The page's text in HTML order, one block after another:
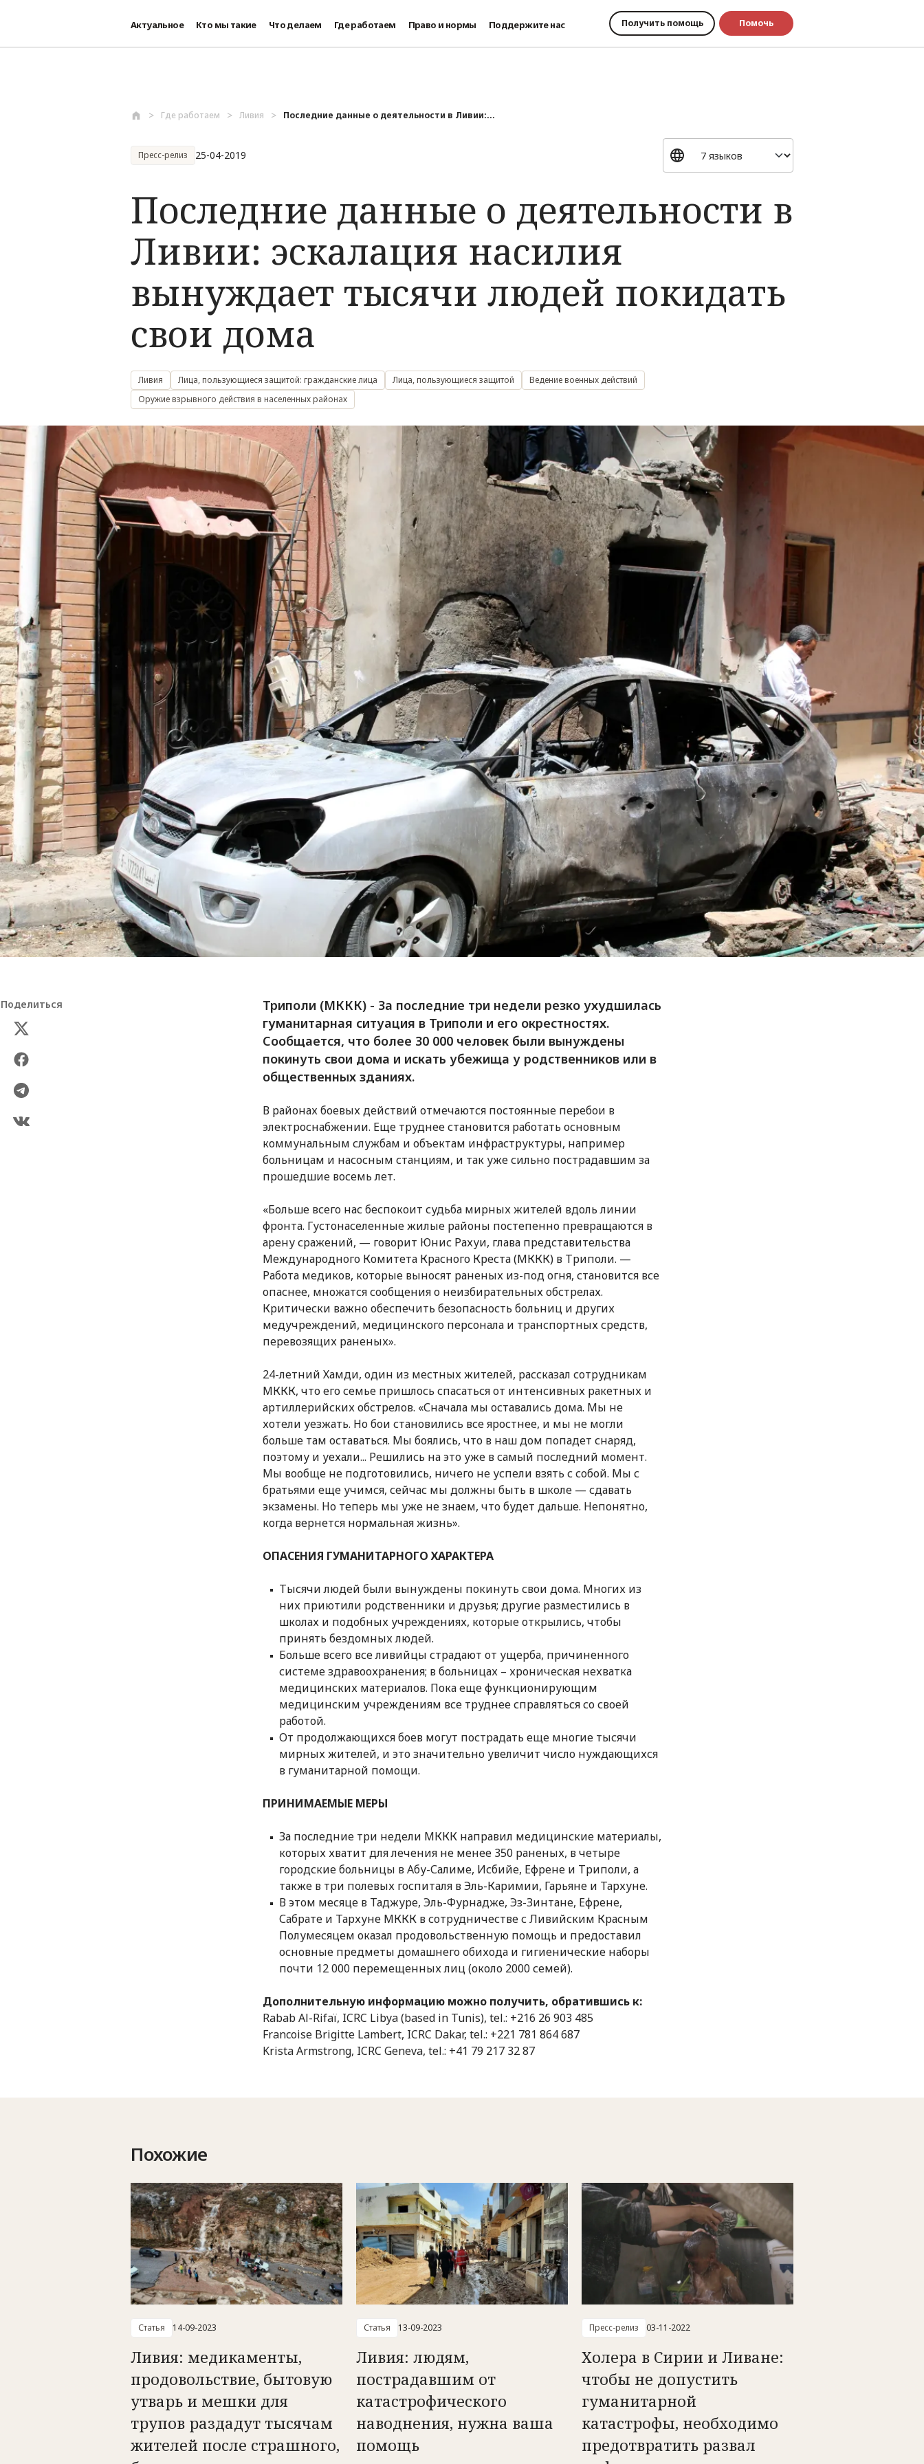
Актуальное Кто мы такие Что делаем Где работаем Право и нормы Поддержите нас Получить помощь Помочь
Где работаем Ливия Последние данные о деятельности в Ливии:...
Пресс-релиз 25-04-2019
Последние данные о деятельности в
Ливии: эскалация насилия
вынуждает тысячи людей покидать
свои дома
Ливия Лица, пользующиеся защитой: гражданские лица Лица, пользующиеся защитой
Ведение военных действий
Оружие взрывного действия в населенных районах
Поделиться
Триполи (МККК) - За последние три недели резко ухудшилась
гуманитарная ситуация в Триполи и его окрестностях.
Сообщается, что более 30 000 человек были вынуждены
покинуть свои дома и искать убежища у родственников или в
общественных зданиях.
В районах боевых действий отмечаются постоянные перебои в
электроснабжении. Еще труднее становится работать основным
коммунальным службам и объектам инфраструктуры, например
больницам и насосным станциям, и так уже сильно пострадавшим за
прошедшие восемь лет.
«Больше всего нас беспокоит судьба мирных жителей вдоль линии
фронта. Густонаселенные жилые районы постепенно превращаются в
арену сражений, — говорит Юнис Рахуи, глава представительства
Международного Комитета Красного Креста (МККК) в Триполи. —
Работа медиков, которые выносят раненых из-под огня, становится все
опаснее, множатся сообщения о неизбирательных обстрелах.
Критически важно обеспечить безопасность больниц и других
медучреждений, медицинского персонала и транспортных средств,
перевозящих раненых».
24-летний Хамди, один из местных жителей, рассказал сотрудникам
МККК, что его семье пришлось спасаться от интенсивных ракетных и
артиллерийских обстрелов. «Сначала мы оставались дома. Мы не
хотели уезжать. Но бои становились все яростнее, и мы не могли
больше там оставаться. Мы боялись, что в наш дом попадет снаряд,
поэтому и уехали... Решились на это уже в самый последний момент.
Мы вообще не подготовились, ничего не успели взять с собой. Мы с
братьями еще учимся, сейчас мы должны быть в школе — сдавать
экзамены. Но теперь мы уже не знаем, что будет дальше. Непонятно,
когда вернется нормальная жизнь».
ОПАСЕНИЯ ГУМАНИТАРНОГО ХАРАКТЕРА
Тысячи людей были вынуждены покинуть свои дома. Многих из
них приютили родственники и друзья; другие разместились в
школах и подобных учреждениях, которые открылись, чтобы
принять бездомных людей.
Больше всего все ливийцы страдают от ущерба, причиненного
системе здравоохранения; в больницах – хроническая нехватка
медицинских материалов. Пока еще функционирующим
медицинским учреждениям все труднее справляться со своей
работой.
От продолжающихся боев могут пострадать еще многие тысячи
мирных жителей, и это значительно увеличит число нуждающихся
в гуманитарной помощи.
ПРИНИМАЕМЫЕ МЕРЫ
За последние три недели МККК направил медицинские материалы,
которых хватит для лечения не менее 350 раненых, в четыре
городские больницы в Абу-Салиме, Исбийе, Ефрене и Триполи, а
также в три полевых госпиталя в Эль-Каримии, Гарьяне и Тархуне.
В этом месяце в Таджуре, Эль-Фурнадже, Эз-Зинтане, Ефрене,
Сабрате и Тархуне МККК в сотрудничестве с Ливийским Красным
Полумесяцем оказал продовольственную помощь и предоставил
основные предметы домашнего обихода и гигиенические наборы
почти 12 000 перемещенных лиц (около 2000 семей).
Дополнительную информацию можно получить, обратившись к:
Rabab Al-Rifaï, ICRC Libya (based in Tunis), tel.: +216 26 903 485
Francoise Brigitte Lambert, ICRC Dakar, tel.: +221 781 864 687
Krista Armstrong, ICRC Geneva, tel.: +41 79 217 32 87
Похожие
Статья 14-09-2023
Ливия: медикаменты,
продовольствие, бытовую
утварь и мешки для
трупов раздадут тысячам
жителей после страшного,
Статья 13-09-2023
Ливия: людям,
пострадавшим от
катастрофического
наводнения, нужна ваша
помощь
Пресс-релиз 03-11-2022
Холера в Сирии и Ливане:
чтобы не допустить
гуманитарной
катастрофы, необходимо
предотвратить развал